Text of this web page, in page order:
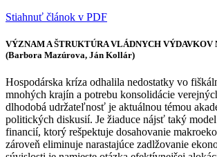
Stiahnuť článok v PDF
VÝZNAM A ŠTRUKTÚRA VLÁDNYCH VÝDAVKOV
(Barbora Mazúrova, Ján Kollár)
Hospodárska kríza odhalila nedostatky vo
mnohých krajín a potrebu konsolidácie
dlhodobá udržateľnosť je aktuálnou témou
politických diskusií. Je žiaduce nájsť taký
financií, ktorý rešpektuje dosahovanie
zároveň eliminuje narastajúce zadlžovanie